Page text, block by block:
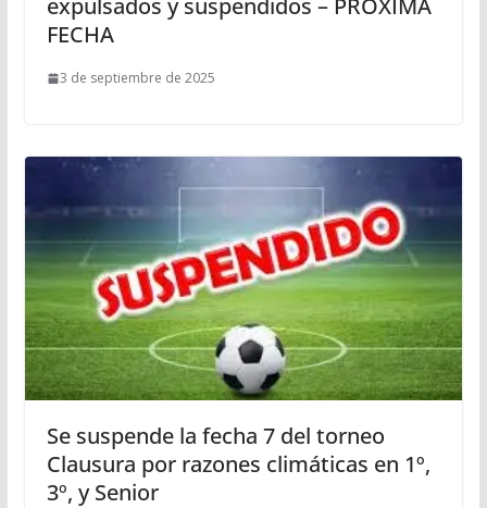
expulsados y suspendidos – PROXIMA
FECHA
3 de septiembre de 2025
Se suspende la fecha 7 del torneo
Clausura por razones climáticas en 1º,
3º, y Senior